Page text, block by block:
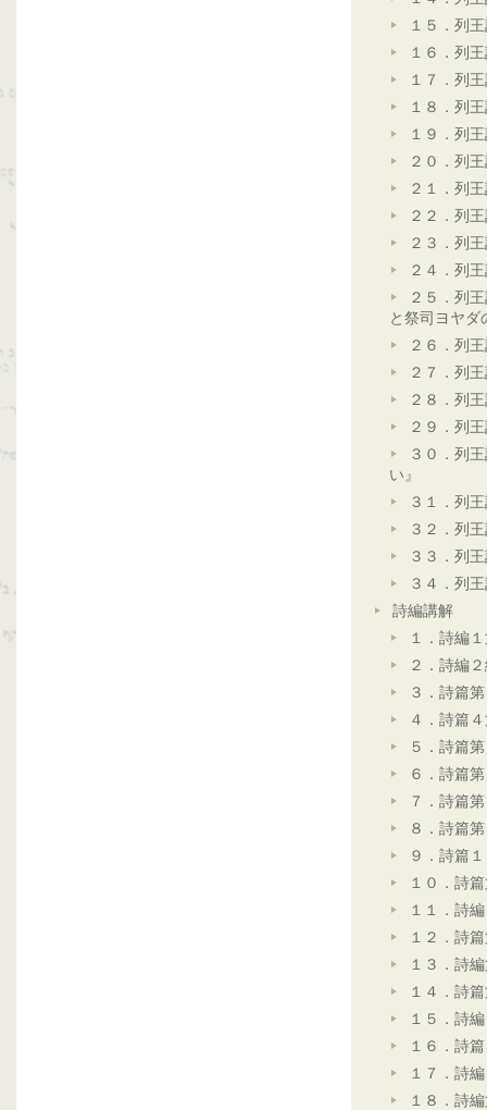
１５．列
１６．列
１７．列
１８．列
１９．列
２０．列
２１．列
２２．列
２３．列
２４．列
２５．列
と祭司ヨヤダ
２６．列
２７．列
２８．列
２９．列
３０．列
い』
３１．列
３２．列
３３．列
３４．列
詩編講解
１．詩編
２．詩編
３．詩篇
４．詩篇
５．詩篇
６．詩篇
７．詩篇
８．詩篇
９．詩篇
１０．詩
１１．詩
１２．詩
１３．詩
１４．詩
１５．詩
１６．詩
１７．詩
１８．詩